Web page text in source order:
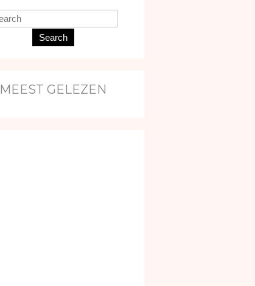
Search
MEEST GELEZEN